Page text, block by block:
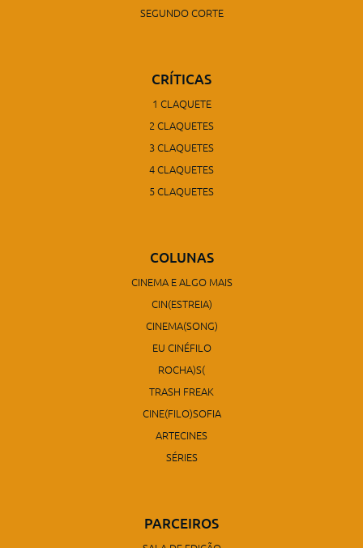
SEGUNDO CORTE
CRÍTICAS
1 CLAQUETE
2 CLAQUETES
3 CLAQUETES
4 CLAQUETES
5 CLAQUETES
COLUNAS
CINEMA E ALGO MAIS
CIN(ESTREIA)
CINEMA(SONG)
EU CINÉFILO
ROCHA)S(
TRASH FREAK
CINE(FILO)SOFIA
ARTECINES
SÉRIES
PARCEIROS